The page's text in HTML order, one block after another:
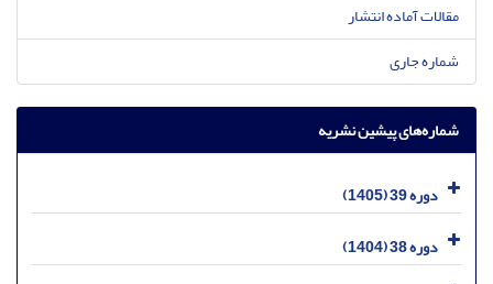
مقالات آماده انتشار
شماره جاری
شماره‌های پیشین نشریه
دوره 39 (1405)
دوره 38 (1404)